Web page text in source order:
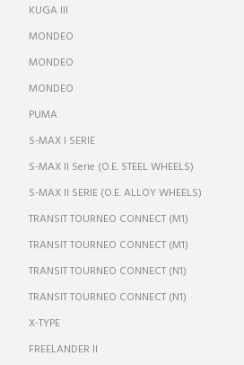
KUGA III
MONDEO
MONDEO
MONDEO
PUMA
S-MAX I SERIE
S-MAX II Serie (O.E. STEEL WHEELS)
S-MAX II SERIE (O.E. ALLOY WHEELS)
TRANSIT TOURNEO CONNECT (M1)
TRANSIT TOURNEO CONNECT (M1)
TRANSIT TOURNEO CONNECT (N1)
TRANSIT TOURNEO CONNECT (N1)
X-TYPE
FREELANDER II